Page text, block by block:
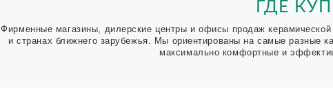
ГДЕ
Фирменные магазины, дилерские центры и офисы продаж
и странах ближнего зарубежья. Мы ориентированы на самые разные
максимально комфортные и